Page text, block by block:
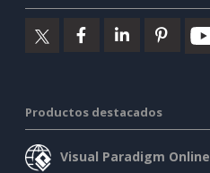
Productos destacados
Visual Paradigm Online